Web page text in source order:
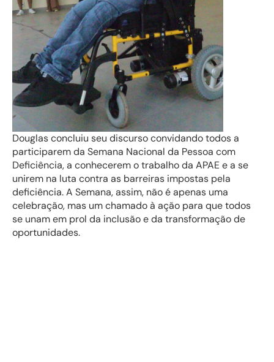
Douglas concluiu seu discurso convidando todos a
participarem da Semana Nacional da Pessoa com
Deficiência, a conhecerem o trabalho da APAE e a se
unirem na luta contra as barreiras impostas pela
deficiência. A Semana, assim, não é apenas uma
celebração, mas um chamado à ação para que todos
se unam em prol da inclusão e da transformação de
oportunidades.